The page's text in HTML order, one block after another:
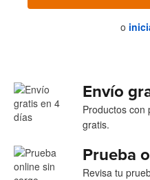
o
Envío
Productos con
gratis.
Prueba
Revisa tu